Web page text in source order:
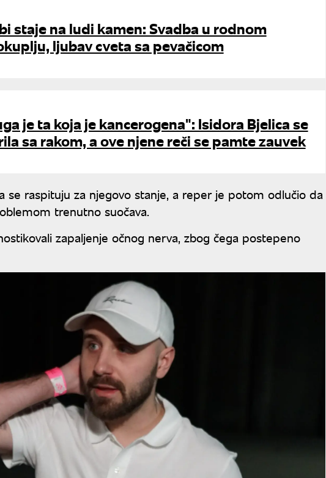
staje na ludi kamen: Svadba u rodnom
ljubav cveta sa pevačicom
je ta koja je kancerogena": Isidora Bjelica se
sa rakom, a ove njene reči se pamte zauvek
se raspituju za njegovo stanje, a reper je potom odlučio da
trenutno suočava.
zapaljenje očnog nerva, zbog čega postepeno